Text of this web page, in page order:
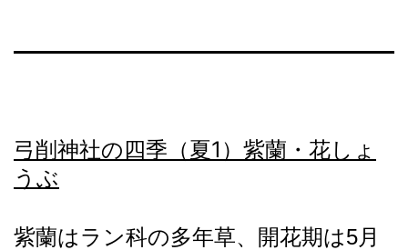
ッ
弓削神社の四季（夏1）紫蘭・花しょ
うぶ
紫蘭はラン科の多年草、開花期は5月